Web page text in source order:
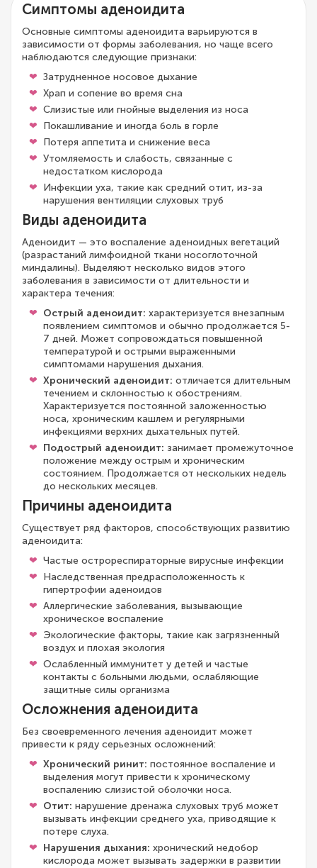
Симптомы аденоидита
Основные симптомы аденоидита варьируются в
зависимости от формы заболевания, но чаще всего
наблюдаются следующие признаки:
Затрудненное носовое дыхание
Храп и сопение во время сна
Слизистые или гнойные выделения из носа
Покашливание и иногда боль в горле
Потеря аппетита и снижение веса
Утомляемость и слабость, связанные с
недостатком кислорода
Инфекции уха, такие как средний отит, из-за
нарушения вентиляции слуховых труб
Виды аденоидита
Аденоидит — это воспаление аденоидных вегетаций
(разрастаний лимфоидной ткани носоглоточной
миндалины). Выделяют несколько видов этого
заболевания в зависимости от длительности и
характера течения:
Острый аденоидит: характеризуется внезапным
появлением симптомов и обычно продолжается 5-
7 дней. Может сопровождаться повышенной
температурой и острыми выраженными
симптомами нарушения дыхания.
Хронический аденоидит: отличается длительным
течением и склонностью к обострениям.
Характеризуется постоянной заложенностью
носа, хроническим кашлем и регулярными
инфекциями верхних дыхательных путей.
Подострый аденоидит: занимает промежуточное
положение между острым и хроническим
состоянием. Продолжается от нескольких недель
до нескольких месяцев.
Причины аденоидита
Существует ряд факторов, способствующих развитию
аденоидита:
Частые острореспираторные вирусные инфекции
Наследственная предрасположенность к
гипертрофии аденоидов
Аллергические заболевания, вызывающие
хроническое воспаление
Экологические факторы, такие как загрязненный
воздух и плохая экология
Ослабленный иммунитет у детей и частые
контакты с больными людьми, ослабляющие
защитные силы организма
Осложнения аденоидита
Без своевременного лечения аденоидит может
привести к ряду серьезных осложнений:
Хронический ринит: постоянное воспаление и
выделения могут привести к хроническому
воспалению слизистой оболочки носа.
Отит: нарушение дренажа слуховых труб может
вызывать инфекции среднего уха, приводящие к
потере слуха.
Нарушения дыхания: хронический недобор
кислорода может вызывать задержки в развитии